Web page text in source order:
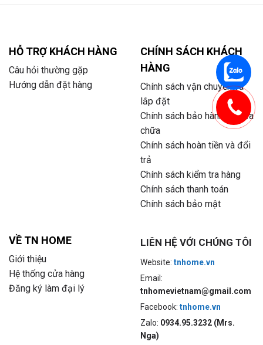
HỖ TRỢ KHÁCH HÀNG
Câu hỏi thường gặp
Hướng dẫn đặt hàng
CHÍNH SÁCH KHÁCH
HÀNG
Chính sách vận chuyển và
lắp đặt
Chính sách bảo hành và sửa
chữa
Chính sách hoàn tiền và đổi
trả
Chính sách kiểm tra hàng
Chính sách thanh toán
Chính sách bảo mật
VỀ TN HOME
Giới thiệu
Hệ thống cửa hàng
Đăng ký làm đại lý
LIÊN HỆ VỚI CHÚNG TÔI
Website: tnhome.vn
Email:
tnhomevietnam@gmail.com
Facebook: tnhome.vn
Zalo: 0934.95.3232 (Mrs.
Nga)